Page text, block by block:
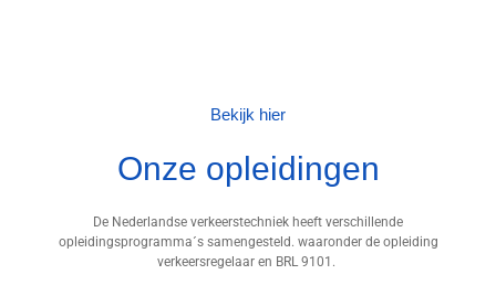
Bekijk hier
Onze opleidingen
De Nederlandse verkeerstechniek heeft verschillende
opleidingsprogramma´s samengesteld. waaronder de opleiding
verkeersregelaar en BRL 9101.